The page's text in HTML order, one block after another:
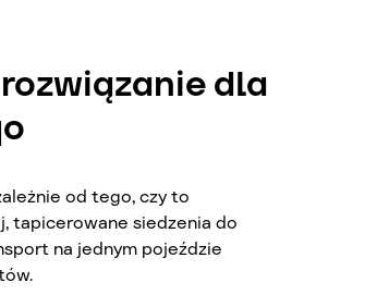
dla
od tego, czy to
tapicerowane siedzenia do
na jednym pojeździe